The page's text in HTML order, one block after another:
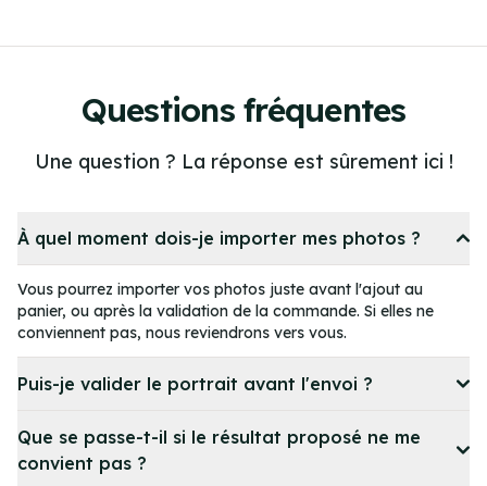
Questions fréquentes
Une question ? La réponse est sûrement ici !
À quel moment dois-je importer mes photos ?
Vous pourrez importer vos photos juste avant l'ajout au
panier, ou après la validation de la commande. Si elles ne
conviennent pas, nous reviendrons vers vous.
Puis-je valider le portrait avant l'envoi ?
Que se passe-t-il si le résultat proposé ne me
convient pas ?